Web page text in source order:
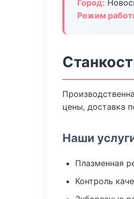
Город:
Режим
цены, доставка
Наши
Плазменная
Контроль